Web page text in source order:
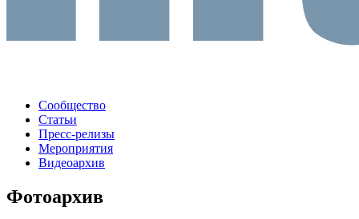
Сообщество
Статьи
Пресс-релизы
Мероприятия
Видеоархив
Фотоархив